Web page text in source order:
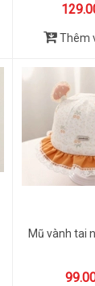
Thêm
Mũ vành tai